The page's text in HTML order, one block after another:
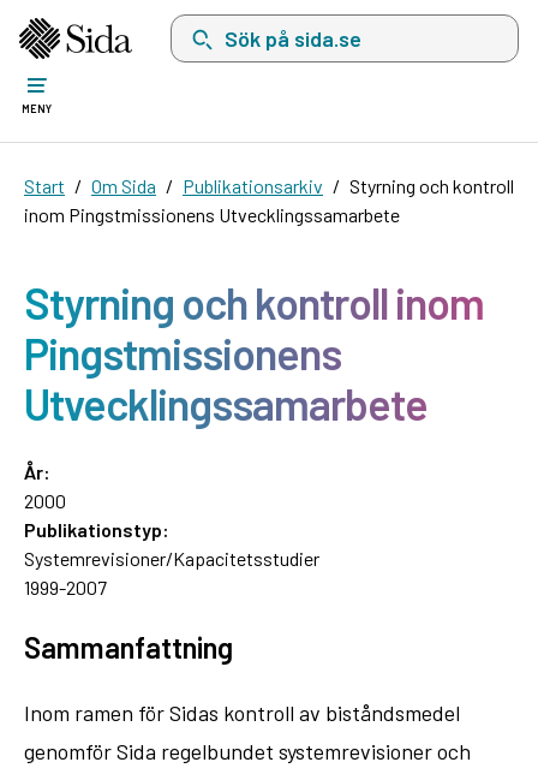
Sök på sida.se, sökförslag kommer att visas
MENY
Start Om Sida Publikationsarkiv
Styrning och kontroll
inom Pingstmissionens Utvecklingssamarbete
Styrning och kontroll inom
Pingstmissionens
Utvecklingssamarbete
År:
2000
Publikationstyp:
Systemrevisioner/Kapacitetsstudier
1999-2007
Sammanfattning
Inom ramen för Sidas kontroll av biståndsmedel
genomför Sida regelbundet systemrevisioner och